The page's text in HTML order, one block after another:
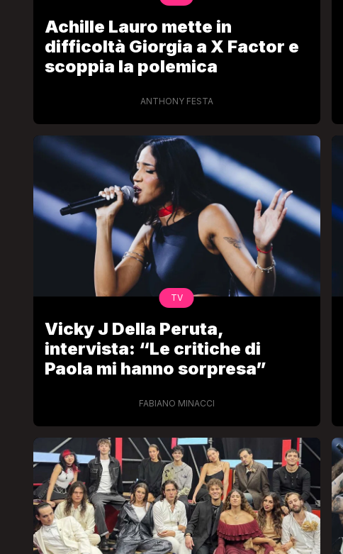
Achille Lauro mette in
difficoltà Giorgia a X Factor e
scoppia la polemica
ANTHONY FESTA
TV
Vicky J Della Peruta,
intervista: “Le critiche di
Paola mi hanno sorpresa”
FABIANO MINACCI
LGBT
Bambola Star, la festa di
compleanno con tutte le grandi
dive compie 15 anni: il video
completo